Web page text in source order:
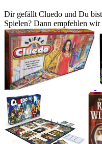
Dir gefällt Cluedo und Du
Spielen? Dann empfehlen wir